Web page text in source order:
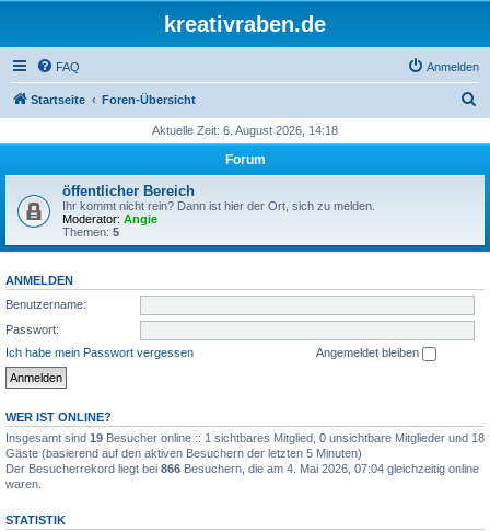
kreativraben.de
FAQ Anmelden
Startseite Foren-Übersicht
h
Aktuelle Zeit: 6. August 2026, 14:18
Forum
öffentlicher Bereich
Ihr kommt nicht rein? Dann ist hier der Ort, sich zu melden.
Moderator: Angie
Themen: 5
ANMELDEN
Benutzername:
Passwort:
Ich habe mein Passwort vergessen
Angemeldet bleiben
WER IST ONLINE?
Insgesamt sind 19 Besucher online :: 1 sichtbares Mitglied, 0 unsichtbare Mitglieder und 18
Gäste (basierend auf den aktiven Besuchern der letzten 5 Minuten)
Der Besucherrekord liegt bei 866 Besuchern, die am 4. Mai 2026, 07:04 gleichzeitig online
waren.
STATISTIK